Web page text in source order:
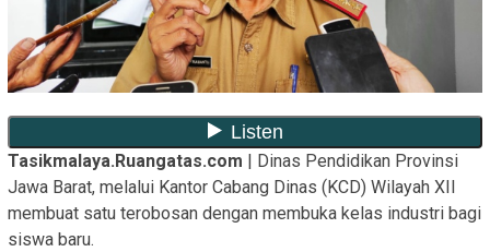
Tasikmalaya.Ruangatas.com | Dinas Pendidikan Provinsi
Jawa Barat, melalui Kantor Cabang Dinas (KCD) Wilayah XII
membuat satu terobosan dengan membuka kelas industri bagi
siswa baru.